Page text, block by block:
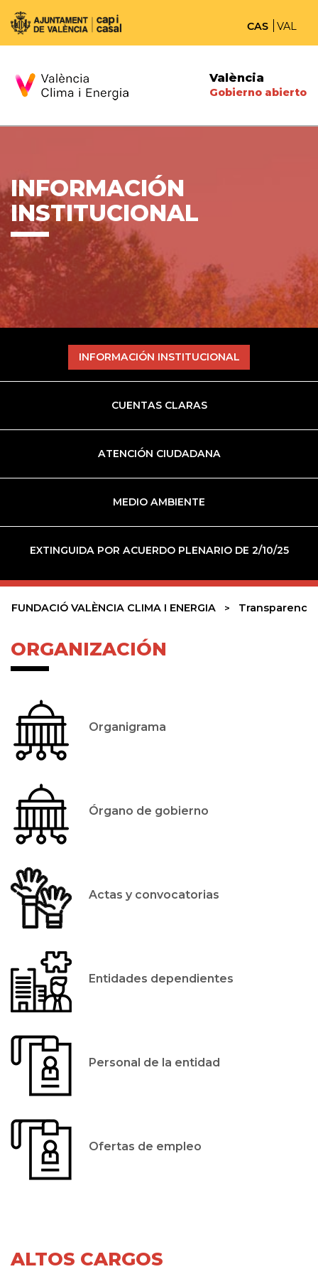
CAS VAL
València
Gobierno abierto
INFORMACIÓN
INSTITUCIONAL
INFORMACIÓN INSTITUCIONAL
CUENTAS CLARAS
ATENCIÓN CIUDADANA
MEDIO AMBIENTE
EXTINGUIDA POR ACUERDO PLENARIO DE 2/10/25
FUNDACIÓ VALÈNCIA CLIMA I ENERGIA Transparencia
ORGANIZACIÓN
Organigrama
Órgano de gobierno
Actas y convocatorias
Entidades dependientes
Personal de la entidad
Ofertas de empleo
ALTOS CARGOS